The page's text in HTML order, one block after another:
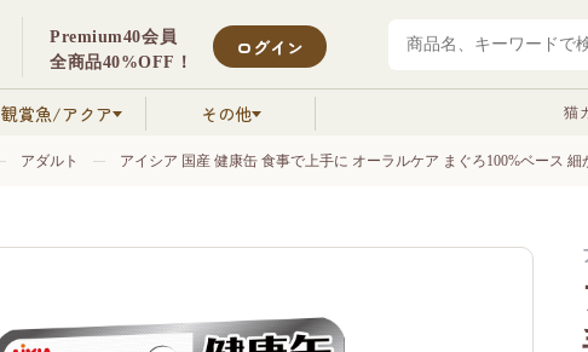
Premium40会員
全商品40%OFF！
ログイン
観賞魚/アクア その他 猫
アダルト アイシア 国産 健康缶 食事で上手に オーラルケア まぐろ100%ベース